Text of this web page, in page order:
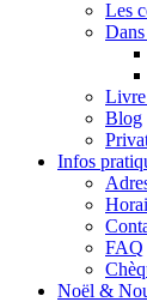
Les
Livre
Blog
Infos
FAQ
Noël &